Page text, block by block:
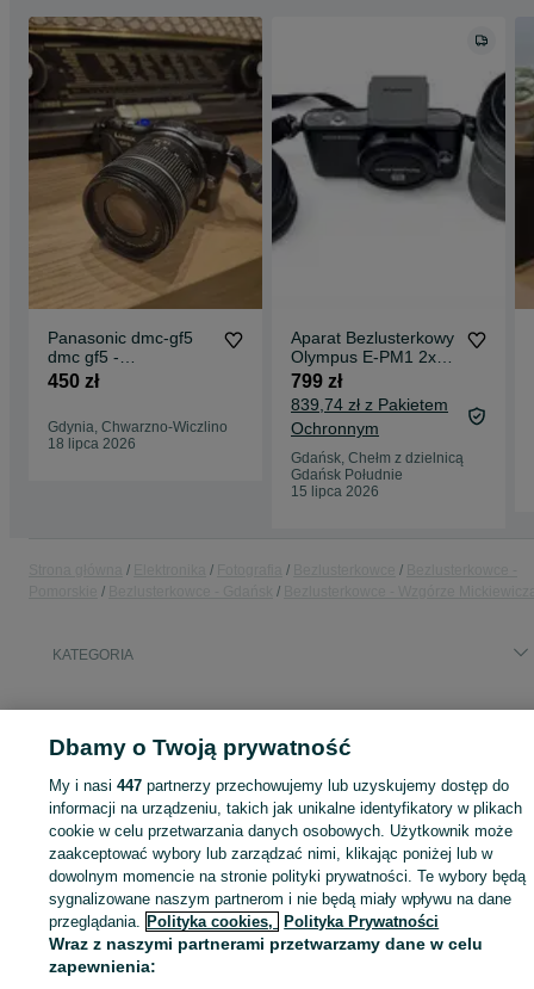
Panasonic dmc-gf5
dmc gf5 -
bezlusterkowiec micro
450 zł
Gdynia, Chwarzno-Wiczlino
18 lipca 2026
Aparat Bezlusterkowy
Olympus E-PM1 2x
Obiektyw lampa
błyskowa
799 zł
839,74 zł z Pakietem
Ochronnym
Gdańsk, Chełm z dzielnicą
Gdańsk Południe
15 lipca 2026
KATEGORIA
Zaloguj się lub załóż konto na OLX, aby skontaktować się z
sprzedającym
Zaloguj się / Załóż konto
Dbamy o Twoją prywatność
My i nasi447 partnerzy przechowujemy lub uzyskujemy dostęp do
informacji na urządzeniu, takich jak unikalne identyfikatory w plikach
cookie w celu przetwarzania danych osobowych. Użytkownik może
zaakceptować wybory lub zarządzać nimi, klikając poniżej lub w
dowolnym momencie na stronie polityki prywatności. Te wybory będą
sygnalizowane naszym partnerom i nie będą miały wpływu na dane
przeglądania. Polityka cookies, Polityka Prywatności
Wraz z naszymi partnerami przetwarzamy dane w celu
zapewnienia: